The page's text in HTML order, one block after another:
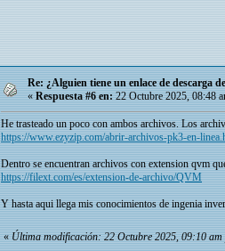
Re: ¿Alguien tiene un enlace de descarga
«Respuesta #6 en:22 Octubre 2025, 08:48
He trasteado un poco con ambos archivos. Los
https://www.ezyzip.com/abrir-archivos-pk3-en-
Dentro se encuentran archivos con extension qvm
https://filext.com/es/extension-de-archivo/QVM
Y hasta aqui llega mis conocimientos de ingenia
«Última modificación: 22 Octubre 2025, 09:10